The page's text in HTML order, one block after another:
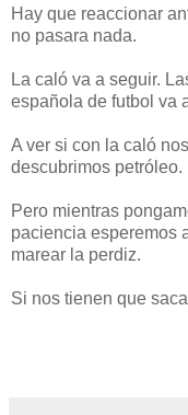
Hay que reaccionar
no pasara nada.
La caló va a seguir.
española de futbol va
A ver si con la caló
descubrimos petróleo.
Pero mientras
paciencia esperemos
marear la perdiz.
Si nos tienen que